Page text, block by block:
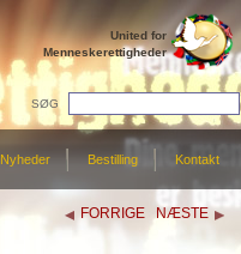
United for
Menneskerettigheder
SØG
Nyheder Bestilling Kontakt
FORRIGE NÆSTE